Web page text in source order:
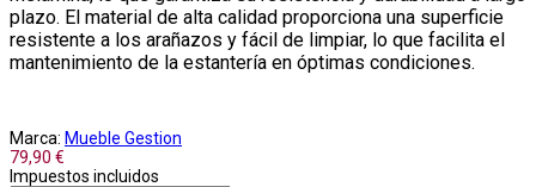
plazo. El material de alta calidad proporciona una superficie
resistente a los arañazos y fácil de limpiar, lo que facilita el
mantenimiento de la estantería en óptimas condiciones.
Marca: Mueble Gestion
79,90 €
Impuestos incluidos